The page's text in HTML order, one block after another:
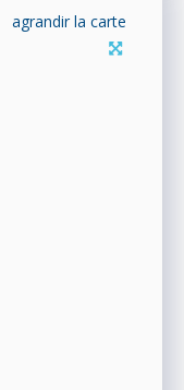
agrandir la carte